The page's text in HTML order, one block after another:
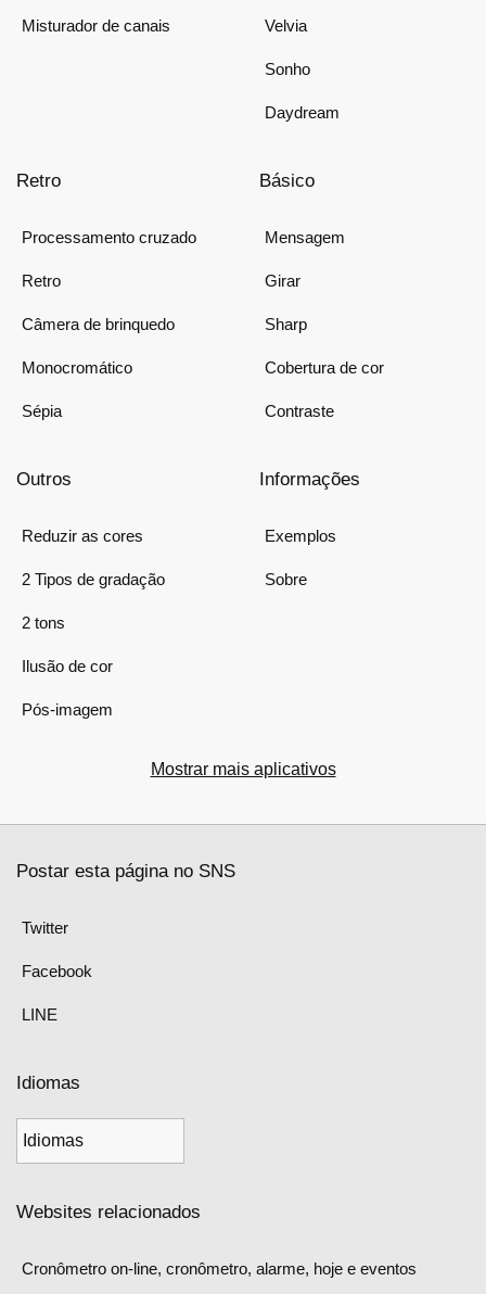
Misturador de canais Velvia
Sonho
Daydream
Retro
Processamento cruzado
Retro
Câmera de brinquedo
Monocromático
Sépia
Básico
Mensagem
Girar
Sharp
Cobertura de cor
Contraste
Outros
Reduzir as cores
2 Tipos de gradação
2 tons
Ilusão de cor
Pós-imagem
Informações
Exemplos
Sobre
Mostrar mais aplicativos
Postar esta página no SNS
Twitter
Facebook
LINE
Idiomas
Websites relacionados
Cronômetro on-line, cronômetro, alarme, hoje e eventos